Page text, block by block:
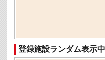
登録施設ランダム表示中